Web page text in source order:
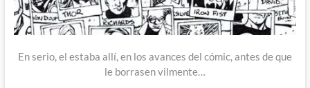
En serio, el estaba allí, en los avances del cómic, antes de que
le borrasen vilmente…